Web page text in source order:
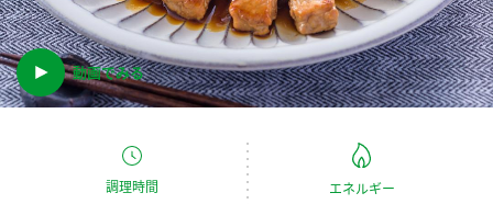
みりん風・料理酒 鍋用調味料
つゆ たれ
スープ 中華
商品ブランドサイト
Fibee（ファイビー）
くらしプラ酢
お酢ドリンク
企業情報
国内事業概要
企業理念
ミツカンを知る
動画でみる
調理時間 エネルギー